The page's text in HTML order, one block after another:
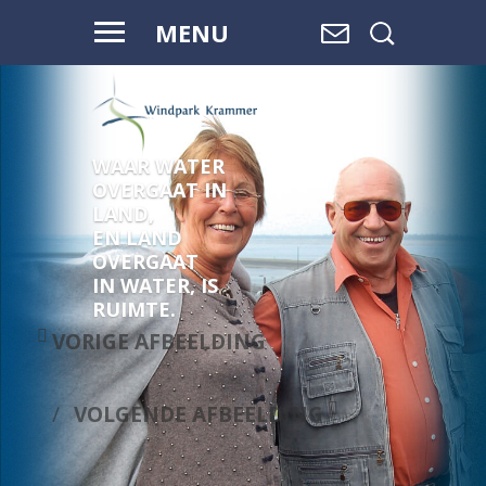
MENU
WAAR WATER
OVERGAAT IN
LAND,
EN LAND
OVERGAAT
IN WATER, IS
RUIMTE.
VORIGE AFBEELDING
VOLGENDE AFBEELDING